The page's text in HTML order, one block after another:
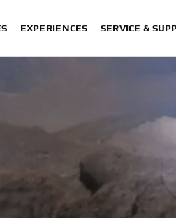
EXPERIENCES SERVICE &